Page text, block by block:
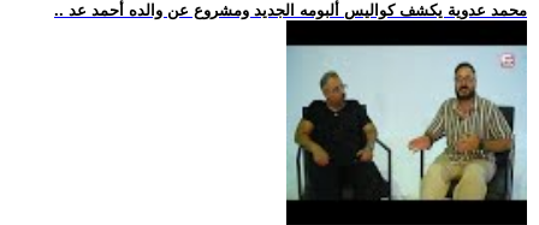
.. محمد عدوية يكشف كواليس ألبومه الجديد ومشروع عن والده أحمد عد